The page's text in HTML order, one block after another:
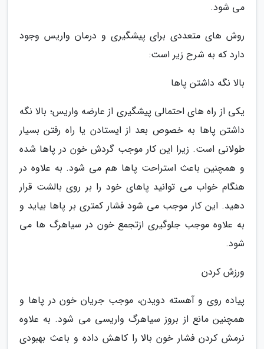
می شود.
روش های متعددی برای پیشگیری و درمان واریس وجود
دارد که به شرح زیر است:
بالا نگه داشتن پاها
یکی از راه های احتمالی پیشگیری از عارضه واریس؛ بالا نگه
داشتن پاها به خصوص بعد از ایستادن یا راه رفتن بسیار
طولانی است. زیرا این کار موجب گردش خون در پاها شده
و همچنین باعث استراحت پاها هم می شود. به علاوه در
هنگام خواب می توانید پاهای خود را بر روی بالشت قرار
دهید. این کار موجب می شود فشار کمتری بر پاها بیاید و
به علاوه موجب جلوگیری ازتجمع خون در سیاهرگ ها می
شود.
ورزش کردن
پیاده روی و آهسته دویدن، موجب جریان خون در پاها و
همچنین مانع از بروز سیاهرگ واریسی می شود. به علاوه
نرمش کردن فشار خون بالا را کاهش داده و باعث بهبودی